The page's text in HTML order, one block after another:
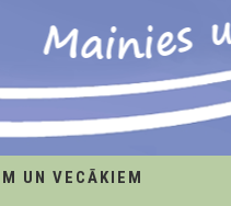
UN VECĀKIEM